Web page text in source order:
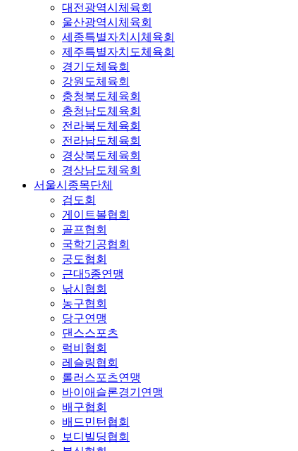
대전광역시체육회
울산광역시체육회
세종특별자치시체육회
제주특별자치도체육회
경기도체육회
강원도체육회
충청북도체육회
충청남도체육회
전라북도체육회
전라남도체육회
경상북도체육회
경상남도체육회
서울시종목단체
검도회
게이트볼협회
골프협회
국학기공협회
궁도협회
근대5종연맹
낚시협회
농구협회
당구연맹
댄스스포츠
럭비협회
레슬링협회
롤러스포츠연맹
바이애슬론경기연맹
배구협회
배드민턴협회
보디빌딩협회